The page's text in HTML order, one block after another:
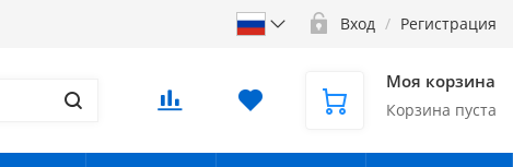
Вход / Регистрация
Моя корзина
Корзина пуста